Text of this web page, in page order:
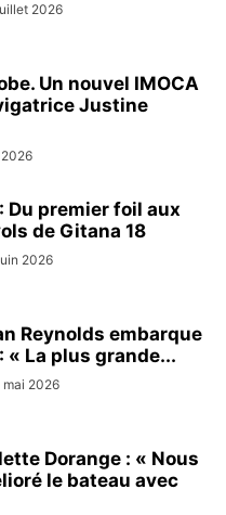
2026
Un nouvel IMOCA
Justine
Du premier foil aux
de Gitana 18
2026
Reynolds embarque
« La plus grande...
mai 2026
Dorange : « Nous
le bateau avec